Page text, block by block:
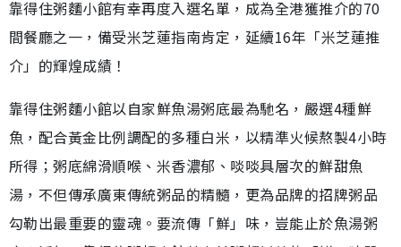
靠得住粥麵小館有幸再度入選名單，成為全港獲推介的70
間餐廳之一，備受米芝蓮指南肯定，延續16年「米芝蓮推
介」的輝煌成績！
靠得住粥麵小館以自家鮮魚湯粥底最為馳名，嚴選4種鮮
魚，配合黃金比例調配的多種白米，以精準火候熬製4小時
所得；粥底綿滑順喉、米香濃郁、啖啖具層次的鮮甜魚
湯，不但傳承廣東傳統粥品的精髓，更為品牌的招牌粥品
勾勒出最重要的靈魂。要流傳「鮮」味，豈能止於魚湯粥